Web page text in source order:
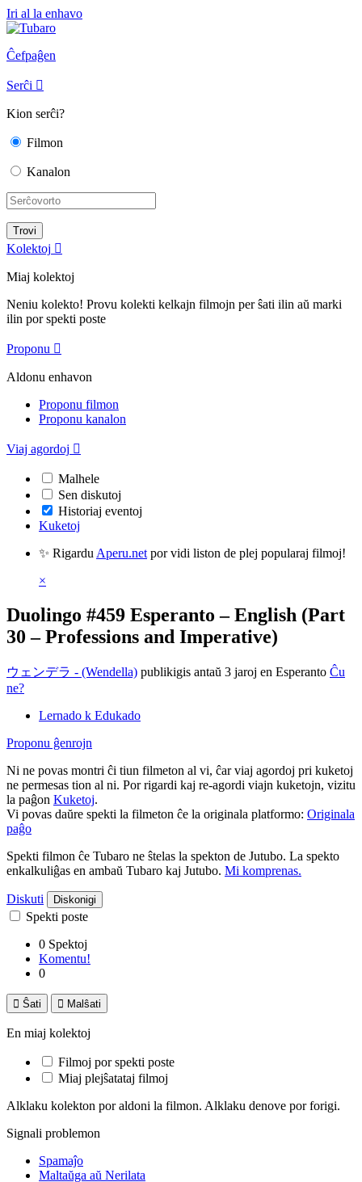
Iri al la enhavo
Ĉefpaĝen
Serĉi 
Kion serĉi?
Filmon
Kanalon
Kolektoj 
Miaj kolektoj
Neniu kolekto! Provu kolekti kelkajn filmojn per ŝati ilin aŭ marki
ilin por spekti poste
Proponu 
Aldonu enhavon
Proponu filmon
Proponu kanalon
Viaj agordoj 
Malhele
Sen diskutoj
Historiaj eventoj
Kuketoj
✨ Rigardu Aperu.net por vidi liston de plej popularaj filmoj!
×
Duolingo #459 Esperanto – English (Part
30 – Professions and Imperative)
ウェンデラ - (Wendella) publikigis antaŭ 3 jaroj en Esperanto Ĉu
ne?
Lernado k Edukado
Proponu ĝenrojn
Ni ne povas montri ĉi tiun filmeton al vi, ĉar viaj agordoj pri kuketoj
ne permesas tion al ni. Por rigardi kaj re-agordi viajn kuketojn, vizitu
la paĝon Kuketoj.
Vi povas daŭre spekti la filmeton ĉe la originala platformo: Originala
paĝo
Spekti filmon ĉe Tubaro ne ŝtelas la spekton de Jutubo. La spekto
enkalkuliĝas en ambaŭ Tubaro kaj Jutubo. Mi komprenas.
Diskuti Diskonigi
Spekti poste
0 Spektoj
Komentu!
0
 Ŝati  Malŝati
En miaj kolektoj
Filmoj por spekti poste
Miaj plejŝatataj filmoj
Alklaku kolekton por aldoni la filmon. Alklaku denove por forigi.
Signali problemon
Spamaĵo
Maltaŭga aŭ Nerilata